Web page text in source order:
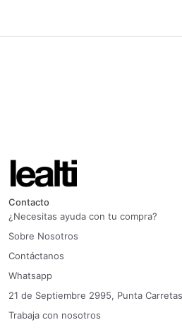
Contacto
¿Necesitas ayuda con tu compra?
Sobre Nosotros
Contáctanos
Whatsapp
21 de Septiembre 2995, Punta
Trabaja con nosotros